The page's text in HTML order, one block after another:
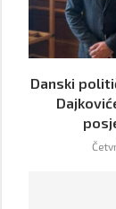
Danski